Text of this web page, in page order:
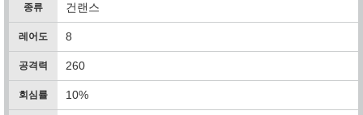
종류 건랜스
레어도 8
공격력 260
회심률 10%